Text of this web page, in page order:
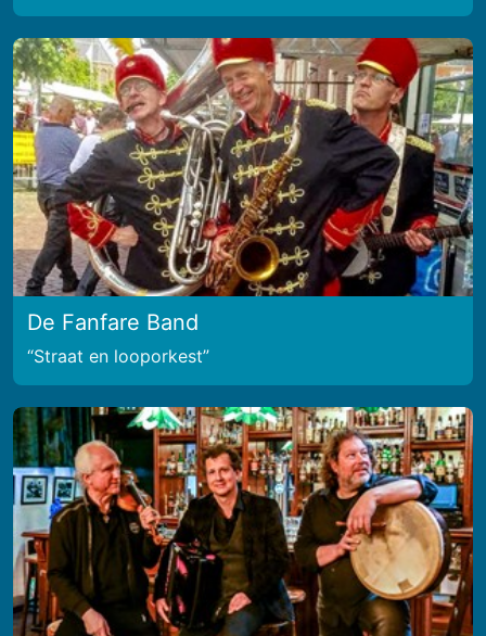
De Fanfare Band
Straat en looporkest